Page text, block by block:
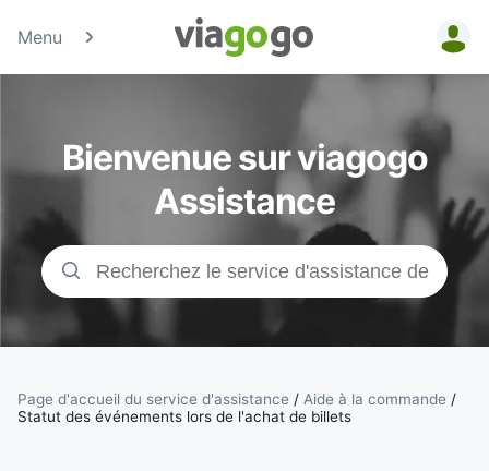
Menu
Billets -
Billet pour
concerts,
événements
sportifs et
théâtre |
viagogo, la
Bienvenue sur viagogo
Assistance
Page d'accueil du service d'assistance / Aide à la commande /
Statut des événements lors de l'achat de billets